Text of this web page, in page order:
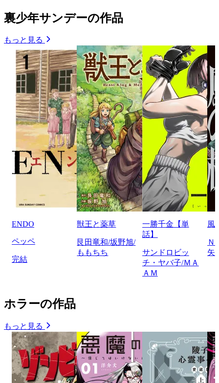
裏少年サンデーの作品
もっと見る
ENDO
ペッペ
完結
獣王と薬草
艮田竜和/坂野旭/
ももちち
一勝千金【単
話】
サンドロビッ
チ・ヤバ子/ＭＡ
ＡＭ
風
Ｎ
矢
ホラーの作品
もっと見る